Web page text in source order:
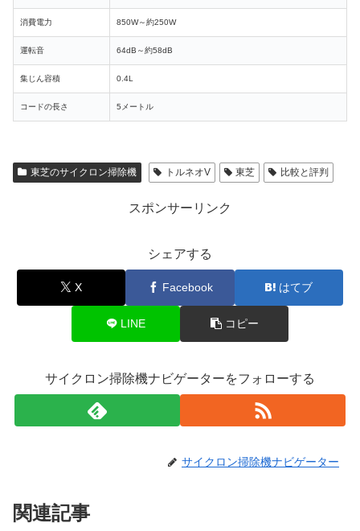
消費電力 850W～約250W
運転音 64dB～約58dB
集じん容積 0.4L
コードの長さ 5メートル
東芝のサイクロン掃除機 トルネオV 東芝 比較と評判
スポンサーリンク
シェアする
X Facebook はてブ
LINE コピー
サイクロン掃除機ナビゲーターをフォローする
サイクロン掃除機ナビゲーター
関連記事